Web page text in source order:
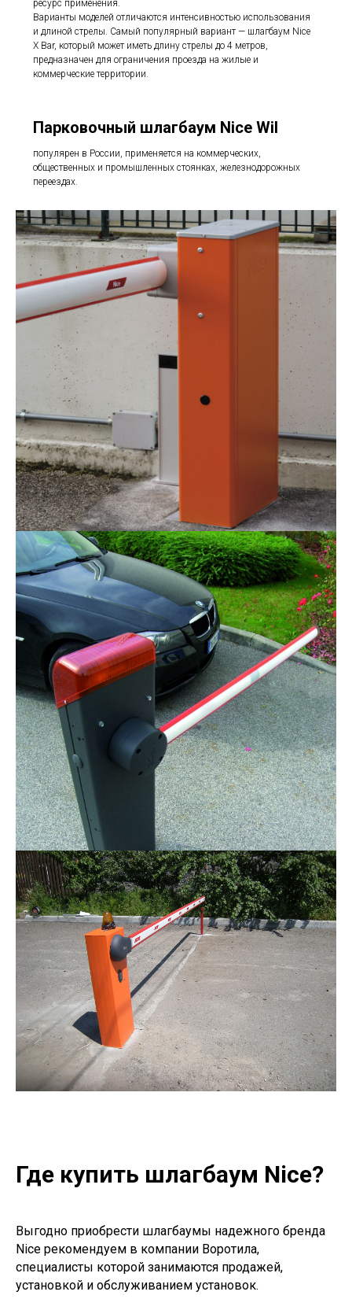
ресурс применения.
Варианты моделей отличаются интенсивностью использования
и длиной стрелы. Самый популярный вариант — шлагбаум Nice
X Bar, который может иметь длину стрелы до 4 метров,
предназначен для ограничения проезда на жилые и
коммерческие территории.
Парковочный шлагбаум Nice Wil
популярен в России, применяется на коммерческих,
общественных и промышленных стоянках, железнодорожных
переездах.
Где купить шлагбаум Nice?
Выгодно приобрести шлагбаумы надежного бренда
Nice рекомендуем в компании Воротила,
специалисты которой занимаются продажей,
установкой и обслуживанием установок.